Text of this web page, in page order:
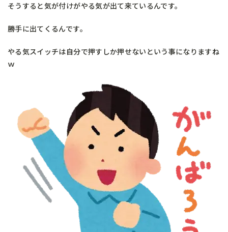
そうすると気が付けがやる気が出て来ているんです。
勝手に出てくるんです。
やる気スイッチは自分で押すしか押せないという事になりますね
ｗ